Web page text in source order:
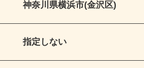
神奈川県横浜市(金沢区)
指定しない